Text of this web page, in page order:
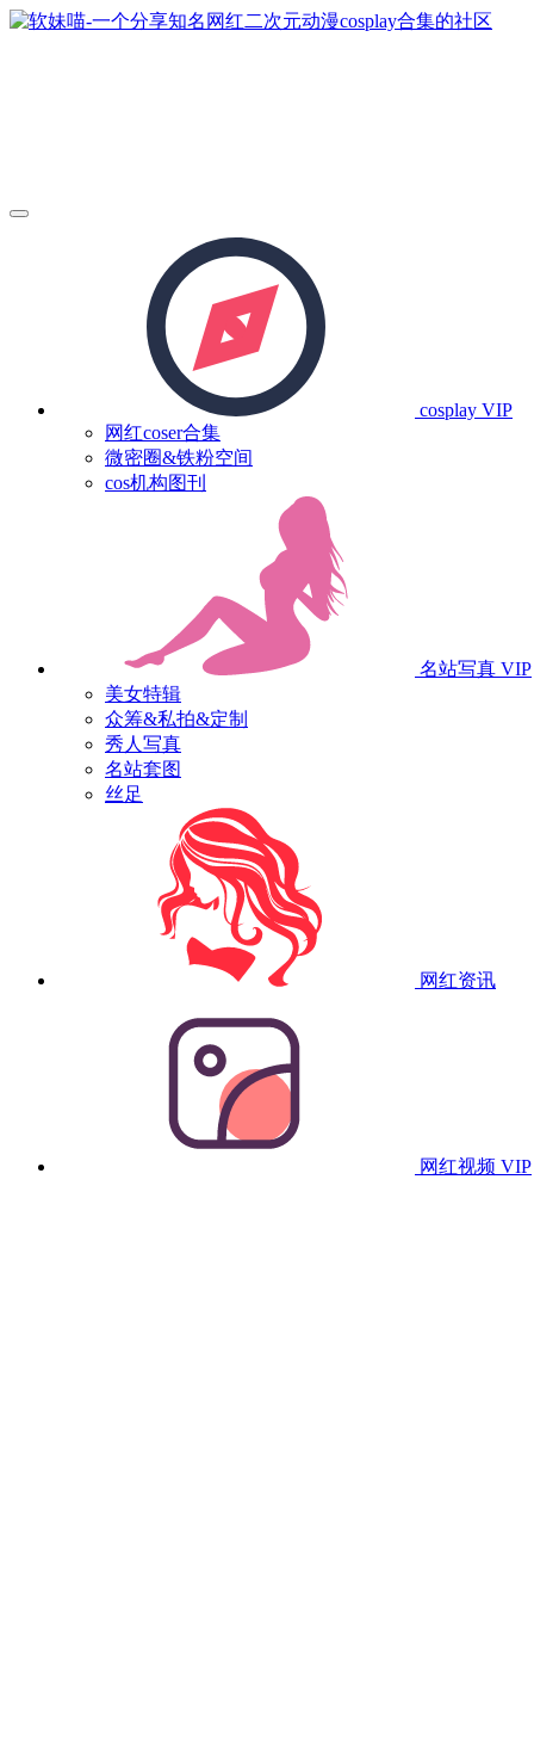
cosplay VIP
网红coser合集
微密圈&铁粉空间
cos机构图刊
名站写真 VIP
美女特辑
众筹&私拍&定制
秀人写真
名站套图
丝足
网红资讯
网红视频 VIP